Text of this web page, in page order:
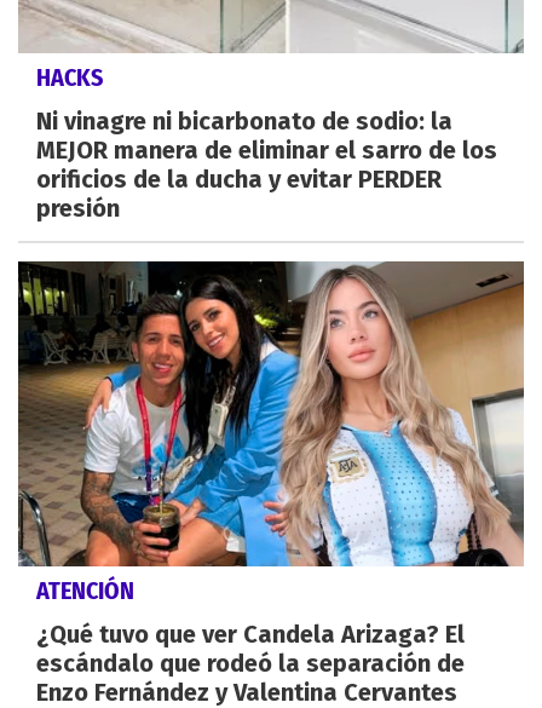
HACKS
Ni vinagre ni bicarbonato de sodio: la
MEJOR manera de eliminar el sarro de los
orificios de la ducha y evitar PERDER
presión
ATENCIÓN
¿Qué tuvo que ver Candela Arizaga? El
escándalo que rodeó la separación de
Enzo Fernández y Valentina Cervantes